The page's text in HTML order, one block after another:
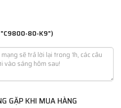
"C9800-80-K9")
GẶP KHI MUA HÀNG